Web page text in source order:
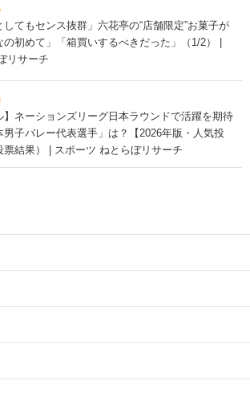
してもセンス抜群」六花亭の“店舗限定”お菓子が
初めて」「箱買いするべきだった」（1/2） |
リサーチ
】ネーションズリーグ日本ラウンドで活躍を期待
男子バレー代表選手」は？【2026年版・人気投
票結果） | スポーツ ねとらぼリサーチ